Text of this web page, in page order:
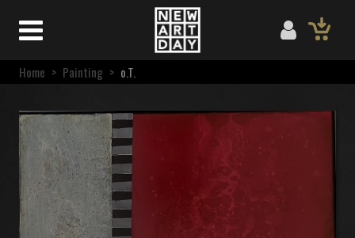
Home > Painting > o.T.